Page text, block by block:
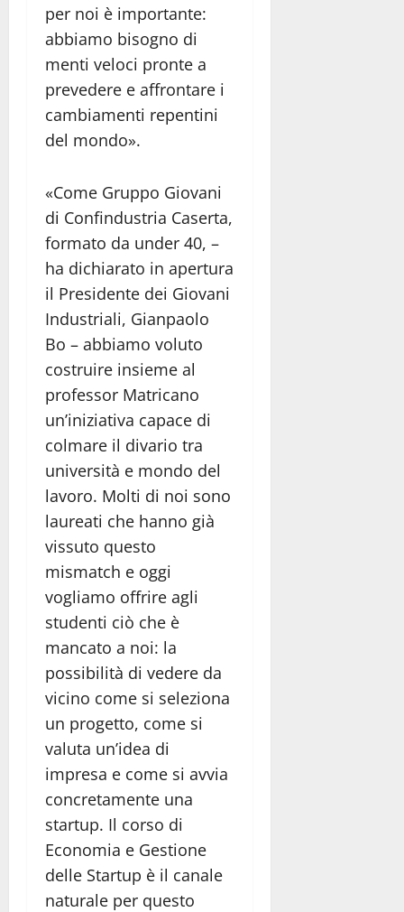
per noi è importante:
abbiamo bisogno di
menti veloci pronte a
prevedere e affrontare i
cambiamenti repentini
del mondo».
«Come Gruppo Giovani
di Confindustria Caserta,
formato da under 40, –
ha dichiarato in apertura
il Presidente dei Giovani
Industriali, Gianpaolo
Bo – abbiamo voluto
costruire insieme al
professor Matricano
un’iniziativa capace di
colmare il divario tra
università e mondo del
lavoro. Molti di noi sono
laureati che hanno già
vissuto questo
mismatch e oggi
vogliamo offrire agli
studenti ciò che è
mancato a noi: la
possibilità di vedere da
vicino come si seleziona
un progetto, come si
valuta un’idea di
impresa e come si avvia
concretamente una
startup. Il corso di
Economia e Gestione
delle Startup è il canale
naturale per questo